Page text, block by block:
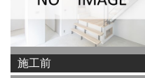
施工前